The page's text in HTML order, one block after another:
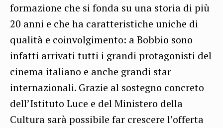
formazione che si fonda su una storia di più
20 anni e che ha caratteristiche uniche di
qualità e coinvolgimento: a Bobbio sono
infatti arrivati tutti i grandi protagonisti del
cinema italiano e anche grandi star
internazionali. Grazie al sostegno concreto
dell’Istituto Luce e del Ministero della
Cultura sarà possibile far crescere l’offerta